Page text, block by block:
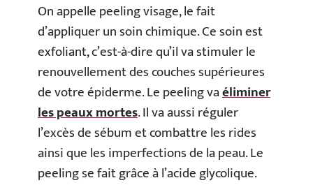
On appelle peeling visage, le fait
d’appliquer un soin chimique. Ce soin est
exfoliant, c’est-à-dire qu’il va stimuler le
renouvellement des couches supérieures
de votre épiderme. Le peeling vaéliminer
les peaux mortes. Il va aussi réguler
l’excès de sébum et combattre les rides
ainsi que les imperfections de la peau. Le
peeling se fait grâce à l’acide glycolique.